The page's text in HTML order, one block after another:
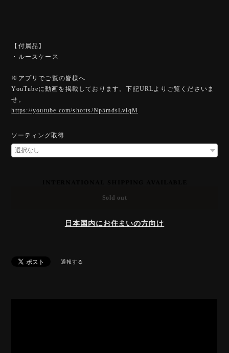
【付属品】
・ルースケース
※アプリでご覧の皆様へ
YouTubeに動画を掲載しております。下記URLよりご覧くださいま
せ。
https://youtube.com/shorts/Np5mdsLvlqM
ソーティング取得
Sold out
日本国内にお住まいの方向け
通報する